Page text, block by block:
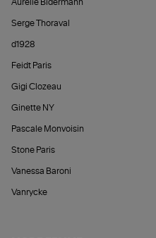
Aurélie Bidermann
Serge Thoraval
d1928
Feidt Paris
Gigi Clozeau
Ginette NY
Pascale Monvoisin
Stone Paris
Vanessa Baroni
Vanrycke